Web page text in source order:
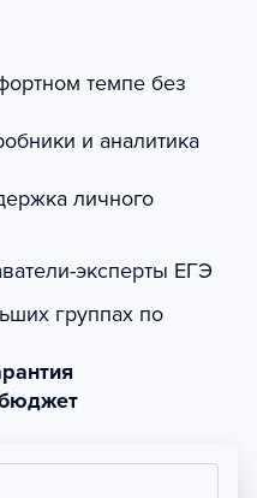
темпе без
и аналитика
личного
эксперты ЕГЭ
группах по